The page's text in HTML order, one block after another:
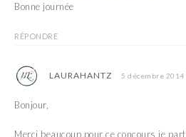
Bonne journée
RÉPONDRE
LAURAHANTZ 5 décembre 2014
Bonjour,
Merci beaucoup pour ce concours je